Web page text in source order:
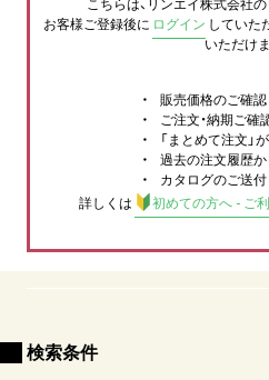
お客様ご登録後に ログイン していた
いただけま
販売価格のご確認
ご注文・納期ご確
「まとめて注文」
過去の注文履歴
カタログのご送付
詳しくは
初めての方へ - ご
検索条件